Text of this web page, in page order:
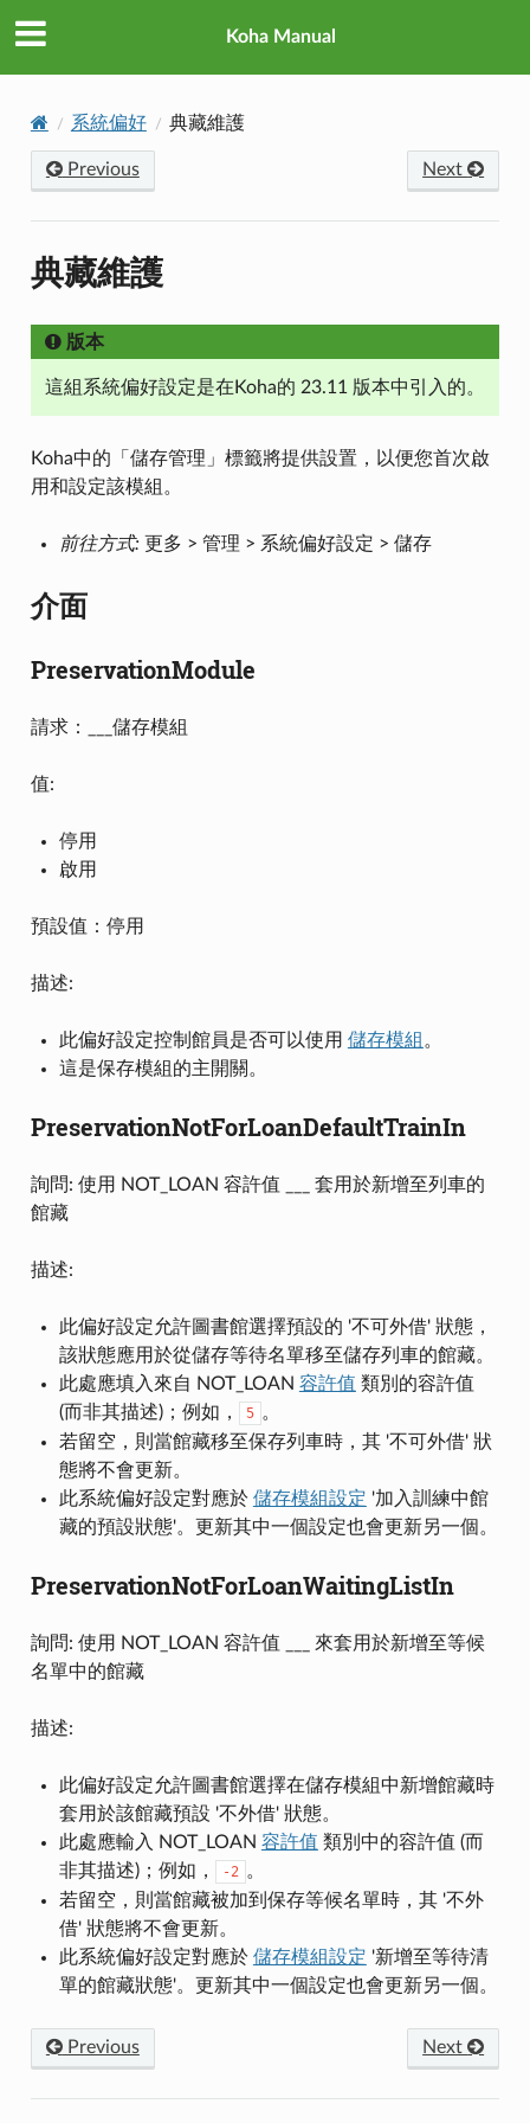
Koha Manual
系統偏好 典藏維護
Previous Next
典藏維護
版本
這組系統偏好設定是在Koha的 23.11 版本中引入的。
Koha中的「儲存管理」標籤將提供設置，以便您首次啟
用和設定該模組。
前往方式:更多 > 管理 > 系統偏好設定 > 儲存
介面
PreservationModule
請求：___儲存模組
值:
停用
啟用
預設值：停用
描述:
此偏好設定控制館員是否可以使用 儲存模組 。
這是保存模組的主開關。
PreservationNotForLoanDefaultTrainIn
詢問: 使用 NOT_LOAN 容許值 ___ 套用於新增至列車的
館藏
描述:
此偏好設定允許圖書館選擇預設的 '不可外借' 狀態，
該狀態應用於從儲存等待名單移至儲存列車的館藏。
此處應填入來自 NOT_LOAN 容許值 類別的容許值
(而非其描述)；例如，
5 。
若留空，則當館藏移至保存列車時，其 '不可外借' 狀
態將不會更新。
此系統偏好設定對應於 儲存模組設定 '加入訓練中館
藏的預設狀態'。更新其中一個設定也會更新另一個。
PreservationNotForLoanWaitingListIn
詢問: 使用 NOT_LOAN 容許值 ___ 來套用於新增至等候
名單中的館藏
描述:
此偏好設定允許圖書館選擇在儲存模組中新增館藏時
套用於該館藏預設 '不外借' 狀態。
此處應輸入 NOT_LOAN 容許值 類別中的容許值 (而
非其描述)；例如，
-2 。
若留空，則當館藏被加到保存等候名單時，其 '不外
借' 狀態將不會更新。
此系統偏好設定對應於 儲存模組設定 '新增至等待清
單的館藏狀態'。更新其中一個設定也會更新另一個。
Previous Next